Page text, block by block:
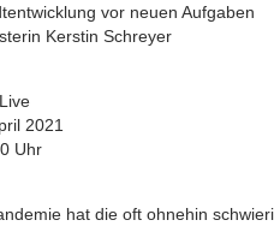
vor neuen Aufgaben
Kerstin Schreyer
2021
Uhr
hat die oft ohnehin